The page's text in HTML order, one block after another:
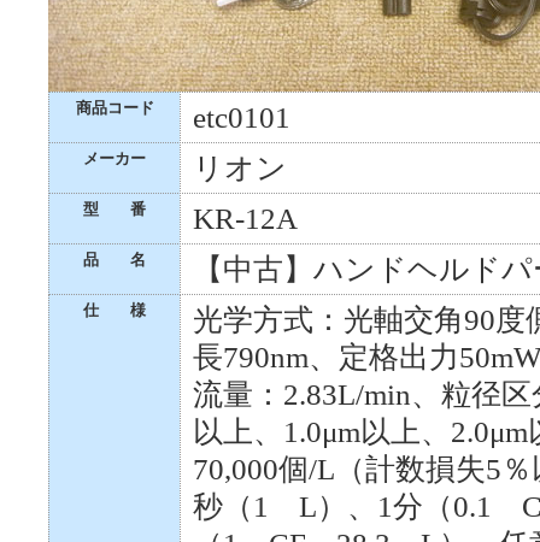
商品コード etc0101
メーカー リオン
型 番 KR-12A
品 名 【中古】ハンドヘルド
仕 様
光学方式：光軸交角90
長790nm、定格出力
流量：2.83L/min、粒径
以上、1.0μm以上、
70,000個/L（計数損失5
秒（1 L）、1分（0.1